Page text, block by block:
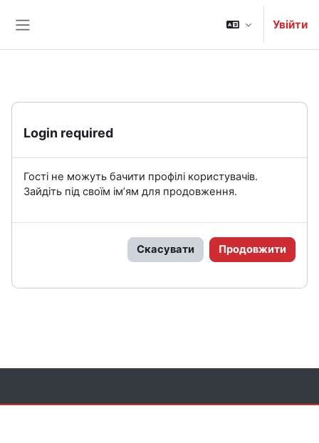
Увійти
Login required
Гості не можуть бачити профілі користувачів.
Зайдіть під своїм ім’ям для продовження.
Скасувати Продовжити